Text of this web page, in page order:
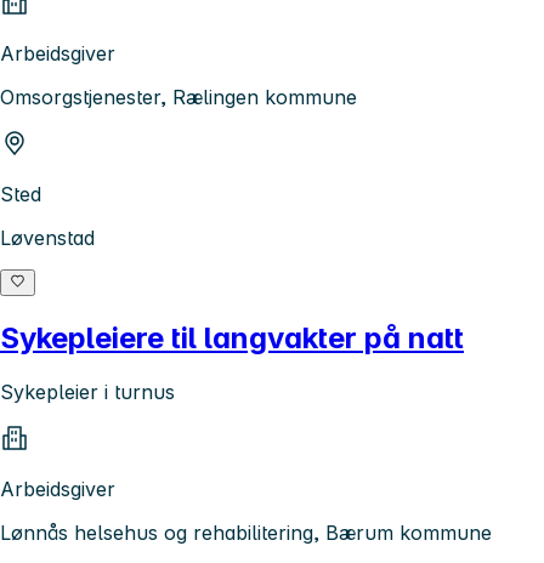
Arbeidsgiver
Omsorgstjenester, Rælingen kommune
Sted
Løvenstad
Sykepleiere til langvakter på natt
Sykepleier i turnus
Arbeidsgiver
Lønnås helsehus og rehabilitering, Bærum kommune